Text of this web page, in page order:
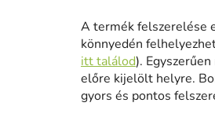
A termék felszerelése
könnyedén
itt találod).
előre kijelölt helyre.
gyors és pontos